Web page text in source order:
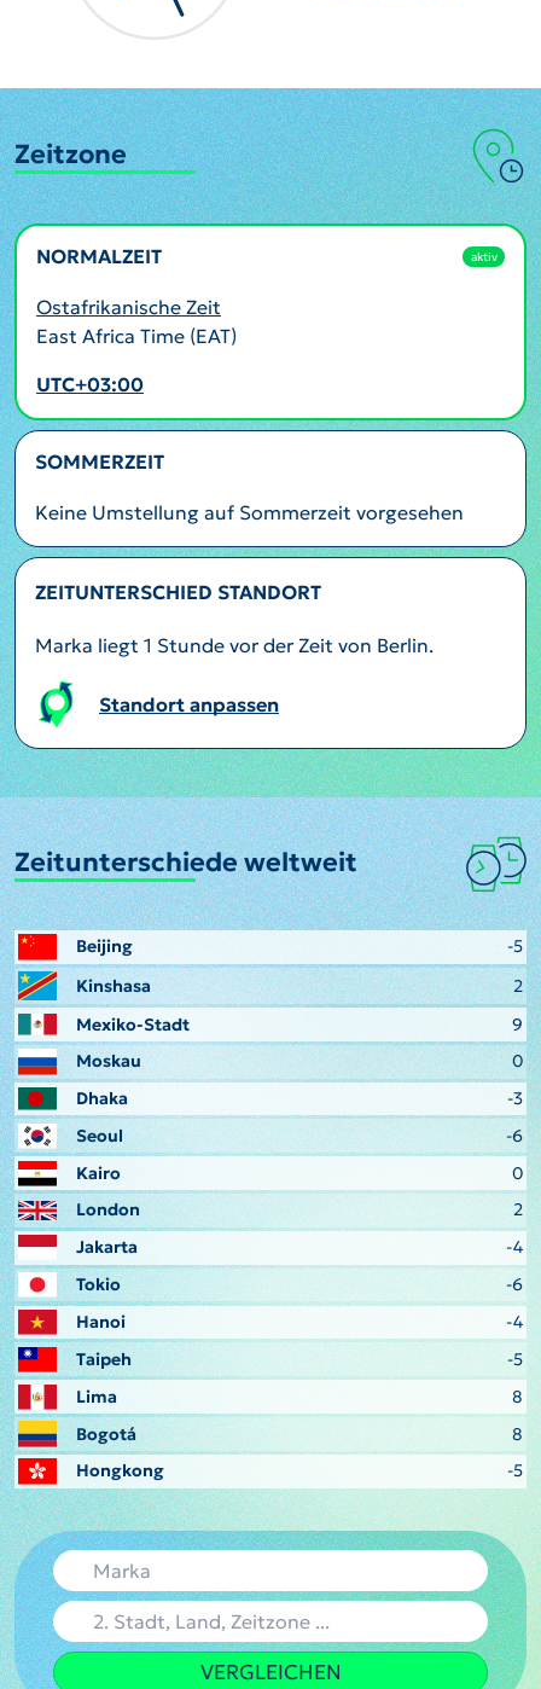
Zeitzone
NORMALZEIT aktiv
Ostafrikanische Zeit
East Africa Time (EAT)
UTC+03:00
SOMMERZEIT
Keine Umstellung auf Sommerzeit vorgesehen
ZEITUNTERSCHIED STANDORT
Marka liegt 1 Stunde vor der Zeit von Berlin.
Standort anpassen
Zeitunterschiede weltweit
Beijing
-5
Kinshasa
2
Mexiko-Stadt
9
Moskau
0
Dhaka
-3
Seoul
-6
Kairo
0
London
2
Jakarta
-4
Tokio
-6
Hanoi
-4
Taipeh
-5
Lima
8
Bogotá
8
Hongkong
-5
VERGLEICHEN